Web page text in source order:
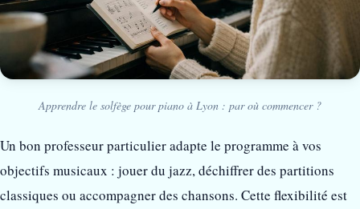
Apprendre le solfège pour piano à Lyon : par où commencer ?
Un bon professeur particulier adapte le programme à vos
objectifs musicaux : jouer du jazz, déchiffrer des partitions
classiques ou accompagner des chansons. Cette flexibilité est